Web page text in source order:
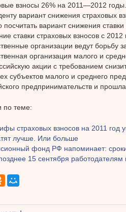
взносы 26% на 2011—2012
вариант снижения страховых
посчитать вариант снижения
ставки страховых взносов с
организации ведут борьбу
организация малого и
акции с требованием
субъектов малого и среднего
предпринимательств и
по теме:
страховых взносов на 2011 год
лучше. Или больше
фонд РФ напоминает:
15 сентября работодателям